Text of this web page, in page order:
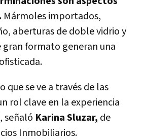
Mármoles importados,
aberturas de doble vidrio y
formato generan una
que se ve a través de las
rol clave en la experiencia
señaló Karina Sluzar, de
Inmobiliarios.